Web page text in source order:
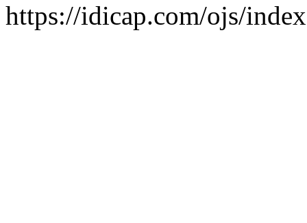
https://idicap.com/ojs/